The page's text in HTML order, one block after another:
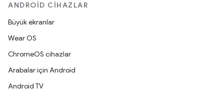
ANDROID CIHAZLAR
Büyük ekranlar
Wear OS
ChromeOS cihazlar
Arabalar için Android
Android TV